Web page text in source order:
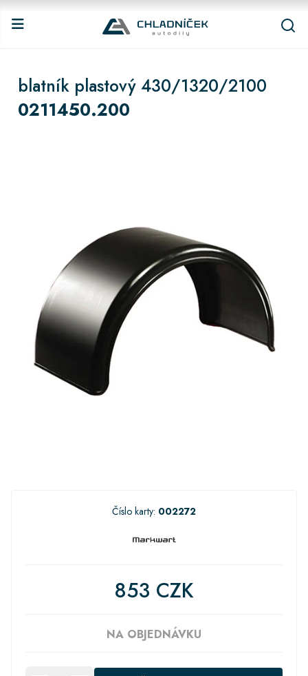
blatník plastový 430/1320/2100
0211450.200
Číslo karty: 002272
853 CZK
NA OBJEDNÁVKU